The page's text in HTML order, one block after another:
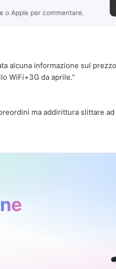
o Apple per commentare.
alcuna informazione sul
WiFi+3G da aprile."
ma addirittura slittare ad